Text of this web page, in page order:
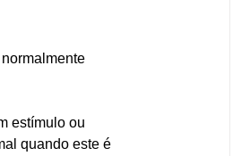
estímulo ou
quando este é